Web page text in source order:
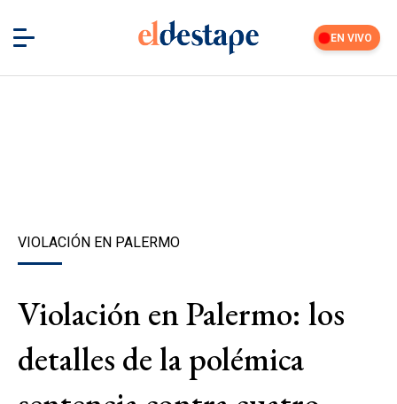
EN VIVO
VIOLACIÓN EN PALERMO
Violación en Palermo: los
detalles de la polémica